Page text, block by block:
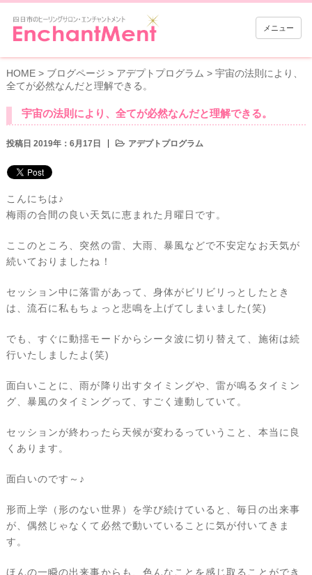
メニュー
HOME> ブログページ > アデプトプログラム > 宇宙の法則により、
全てが必然なんだと理解できる。
宇宙の法則により、全てが必然なんだと理解できる。
投稿日 2019年：6月17日 アデプトプログラム
こんにちは♪
梅雨の合間の良い天気に恵まれた月曜日です。
ここのところ、突然の雷、大雨、暴風などで不安定なお天気が
続いておりましたね！
セッション中に落雷があって、身体がビリビリっとしたとき
は、流石に私もちょっと悲鳴を上げてしまいました(笑)
でも、すぐに動揺モードからシータ波に切り替えて、施術は続
行いたしましたよ(笑)
面白いことに、雨が降り出すタイミングや、雷が鳴るタイミン
グ、暴風のタイミングって、すごく連動していて。
セッションが終わったら天候が変わるっていうこと、本当に良
くあります。
面白いのです～♪
形而上学（形のない世界）を学び続けていると、毎日の出来事
が、偶然じゃなくて必然で動いていることに気が付いてきま
す。
ほんの一瞬の出来事からも、色んなことを感じ取ることができ